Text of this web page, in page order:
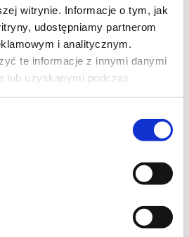
witrynie. Informacje o tym, jak
udostępniamy partnerom
i analitycznym.
te informacje z innymi danymi
lub uzyskanymi podczas
Mandalorian i
która stara się chronić
łowcy nagród, Dina Djarina, i